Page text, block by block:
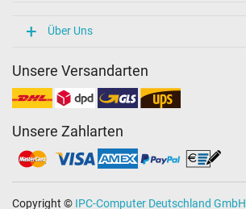
Über Uns
Unsere Versandarten
Unsere Zahlarten
Copyright © IPC-Computer Deutschland GmbH